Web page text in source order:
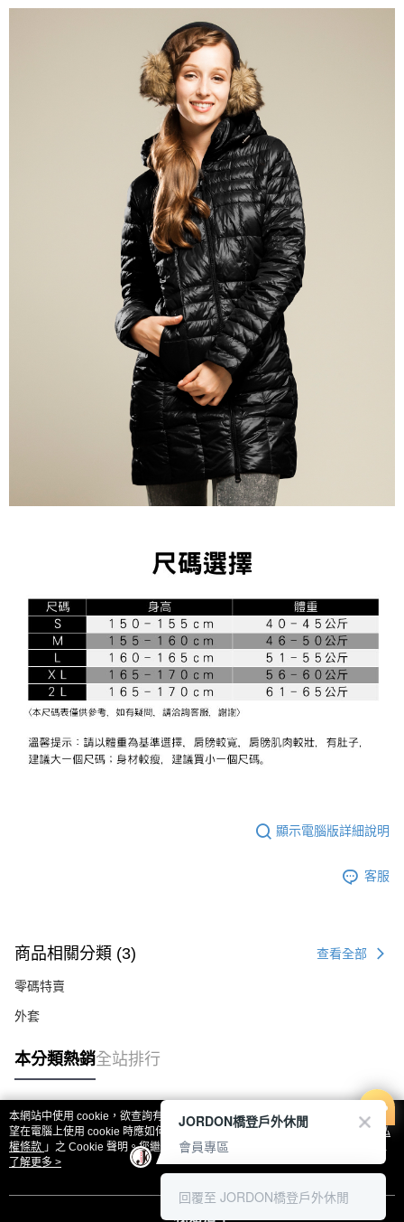
顯示電腦版詳細說明
客服
商品相關分類 (3) 查看全部
零碼特賣
外套
本分類熱銷全站排行
熱門標籤
本網站中使用 cookie，欲查詢有關本網站使用 cookie 方式之詳情，及若您不希
望在電腦上使用 cookie 時應如何變更電腦的 cookie 設定，請參閱本網站「
隱私
權條款 」之 Cookie 聲明。您繼續使用本網站即表示您同意本公司得按本網站使
用條款之 Cookie 聲明使用 cookie。
了解更多 >
我知道了
JORDON橋登戶外休閒
會員專區
回覆至 JORDON橋登戶外休閒